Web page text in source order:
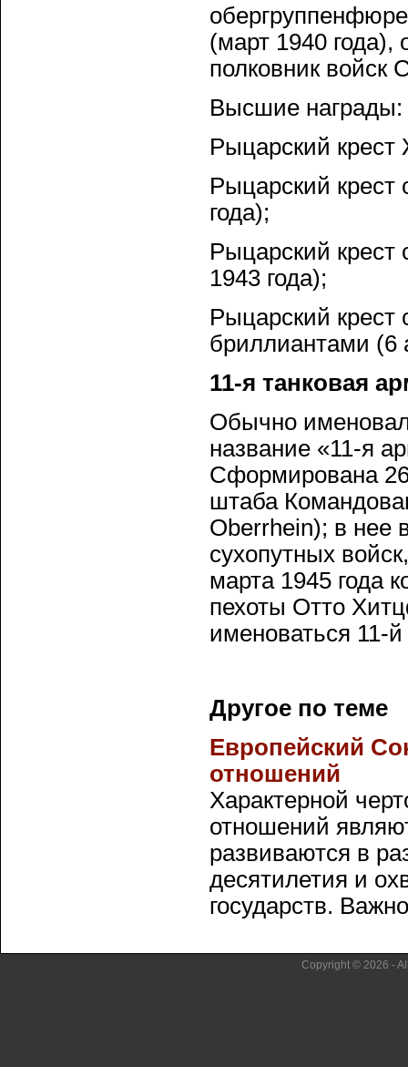
(март 1940
полковник войск
Высшие награды:
Рыцарский крест
Рыцарский
года);
Рыцарский
1943 года);
Рыцарский
бриллиантами (6
11-я танковая
Обычно
название «11-я
Сформирована
штаба
Oberrhein); в нее
сухопутных
марта 1945 года
пехоты Отто
именоваться 11-
Другое по теме
Европейский
отношений
Характерной
отношений
развиваются в
десятилетия и
государств.
Copyright © 2026 -